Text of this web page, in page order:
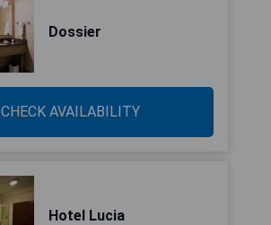
Dossier
CHECK AVAILABILITY
Hotel Lucia